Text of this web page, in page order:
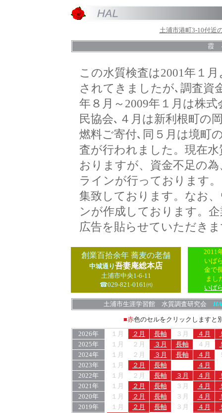
土浦市港町3-10付近
霞
この水質検査は2001年１
されてきましたが､調査資
年８月～2009年１月は株
民協会､４月は新利根町の
燃料ご寄付､同５月は境町
査が行われました。現在
おりますが、資金不足の
ラインが行っております
集致しております。なお
ンが作成しております。
広告を貼らせていただき
創業百拾余年 蕎麦の老舗
中城通り吾妻庵総本店
土浦市中央1-6-11
☎029-821-0161㈹
2011
いば
金で
いば
土浦市生涯学習館 水質調査研究会
■赤色のセルをクリックしますと
2026年
１月 ２月 長軸 ３月 ４月
2025年
１月 ２月 ３月 長軸 ４月
2024年
１月 ２月 ３月 長軸 ４月
2023年
１月 ２月 長軸
４月
2022年
１月 ２月 長軸 ３月 ４月
2021年
１月 ２月 長軸 ３月 ４月
2020年
１月 ２月 長軸 ３月 ４月
2019年
１月 ２月 長軸 ３月 ４月